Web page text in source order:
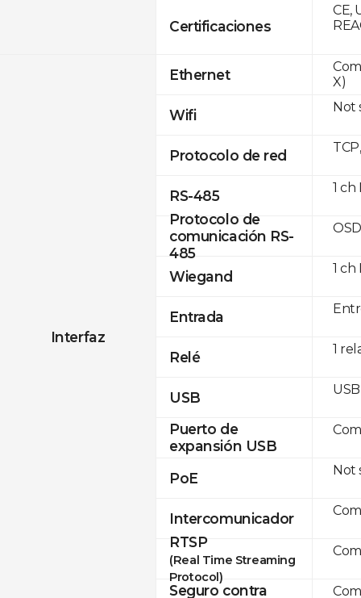
Certificaciones
Interfaz
Ethernet
Wifi
Protocolo de red
RS-485
Protocolo de
comunicación RS-
485
Wiegand
Entrada
Relé
USB
Puerto de
expansión USB
PoE
Intercomunicador
RTSP
(Real Time Streaming
Protocol)
Seguro contra
CE,
X)
Not
1 ch
1
1
Not